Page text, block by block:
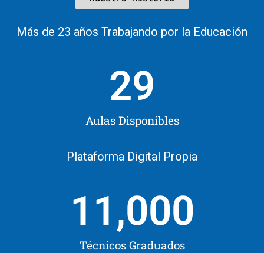
Más de 23 años Trabajando por la Educación
Aulas Disponibles
29
Plataforma Digital Propia
Técnicos Graduados
11,000